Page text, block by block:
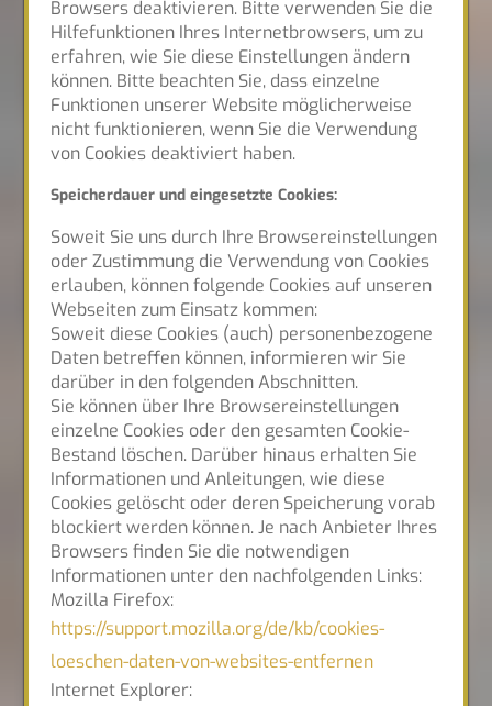
Browsers deaktivieren. Bitte verwenden Sie die
Hilfefunktionen Ihres Internetbrowsers, um zu
erfahren, wie Sie diese Einstellungen ändern
können. Bitte beachten Sie, dass einzelne
Funktionen unserer Website möglicherweise
nicht funktionieren, wenn Sie die Verwendung
von Cookies deaktiviert haben.
Speicherdauer und eingesetzte Cookies:
Soweit Sie uns durch Ihre Browsereinstellungen
oder Zustimmung die Verwendung von Cookies
erlauben, können folgende Cookies auf unseren
Webseiten zum Einsatz kommen:
Soweit diese Cookies (auch) personenbezogene
Daten betreffen können, informieren wir Sie
darüber in den folgenden Abschnitten.
Sie können über Ihre Browsereinstellungen
einzelne Cookies oder den gesamten Cookie-
Bestand löschen. Darüber hinaus erhalten Sie
Informationen und Anleitungen, wie diese
Cookies gelöscht oder deren Speicherung vorab
blockiert werden können. Je nach Anbieter Ihres
Browsers finden Sie die notwendigen
Informationen unter den nachfolgenden Links:
Mozilla Firefox:
https://support.mozilla.org/de/kb/cookies-
loeschen-daten-von-websites-entfernen
Internet Explorer: